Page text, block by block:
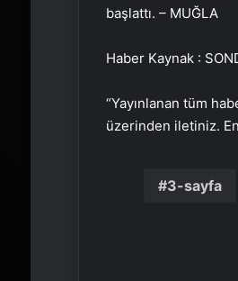
başlattı. – MUĞLA
Haber Kaynak :
“Yayınlanan tüm
üzerinden iletiniz.
3-sayfa